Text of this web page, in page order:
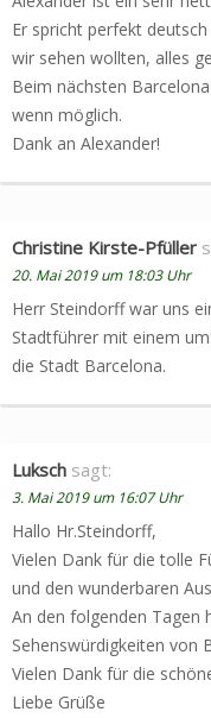
Er spricht perfekt
wir sehen wollten, alles
Beim nächsten
wenn möglich.
Dank an Alexander!
Christine Kirste-Pfüller
20. Mai 2019 um 18:03 Uhr
Herr Steindorff war uns
Stadtführer mit einem
die Stadt Barcelona.
Luksch sagt:
3. Mai 2019 um 16:07 Uhr
Hallo Hr.Steindorff,
Vielen Dank für die tolle
und den wunderbaren
An den folgenden Tagen
Sehenswürdigkeiten von
Vielen Dank für die
Liebe Grüße